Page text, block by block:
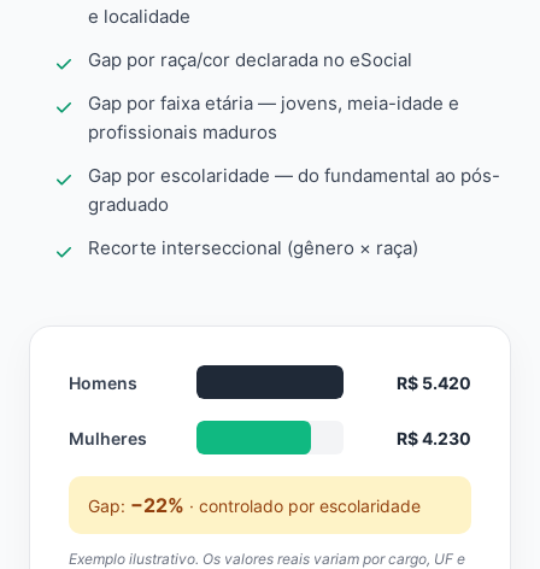
e localidade
Gap por raça/cor declarada no eSocial
Gap por faixa etária — jovens, meia-idade e
profissionais maduros
Gap por escolaridade — do fundamental ao pós-
graduado
Recorte interseccional (gênero × raça)
Homens R$ 5.420
Mulheres R$ 4.230
Gap: −22% · controlado por escolaridade
Exemplo ilustrativo. Os valores reais variam por cargo, UF e